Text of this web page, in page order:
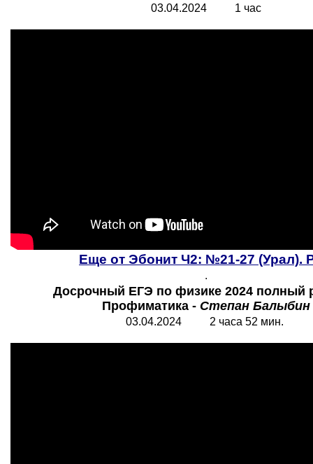
03.04.2024 1 час
Еще от Эбонит Ч2: №21-27 (Урал).
.
Досрочный ЕГЭ по физике 2024 полный
Профиматика - Степан Балыбин
03.04.2024 2 часа 52 мин.